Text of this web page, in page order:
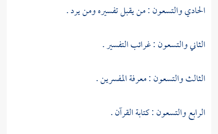
الحادي والتسعون : من يقبل تفسيره ومن يرد .
الثاني والتسعون : غرائب التفسير .
الثالث والتسعون : معرفة المفسرين .
الرابع والتسعون : كتابة القرآن .